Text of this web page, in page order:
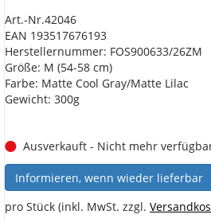
Art.-Nr.42046
EAN 193517676193
Herstellernummer: FOS900633/26ZM
Größe: M (54-58 cm)
Farbe: Matte Cool Gray/Matte Lilac
Gewicht: 300g
Ausverkauft - Nicht mehr
Informieren, wenn wieder lieferbar
pro Stück (inkl. MwSt. zzgl.